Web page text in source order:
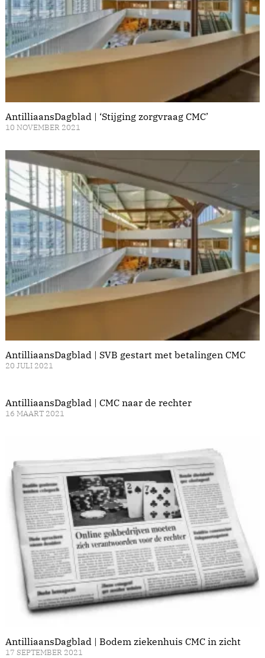
AntilliaansDagblad | ‘Stijging zorgvraag CMC’
10 NOVEMBER 2021
AntilliaansDagblad | SVB gestart met betalingen CMC
20 JULI 2021
AntilliaansDagblad | CMC naar de rechter
16 MAART 2021
AntilliaansDagblad | Bodem ziekenhuis CMC in zicht
17 SEPTEMBER 2021